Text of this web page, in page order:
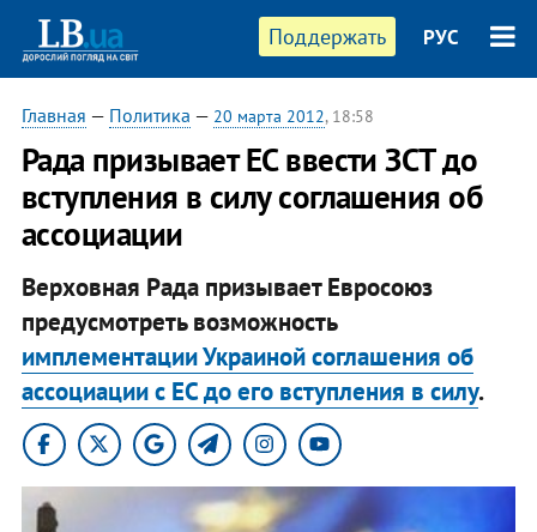
Поддержать РУС
Главная — Политика — 20 марта 2012, 18:58
Рада призывает ЕС ввести ЗСТ до
вступления в силу соглашения об
ассоциации
Верховная Рада призывает Евросоюз
предусмотреть возможность
имплементации Украиной соглашения об
ассоциации с ЕС до его вступления в силу.